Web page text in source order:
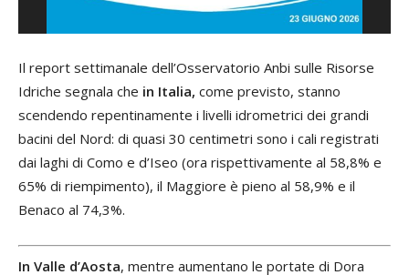
Il report settimanale dell’Osservatorio Anbi sulle Risorse
Idriche segnala che in Italia, come previsto, stanno
scendendo repentinamente i livelli idrometrici dei grandi
bacini del Nord: di quasi 30 centimetri sono i cali registrati
dai laghi di Como e d’Iseo (ora rispettivamente al 58,8% e
65% di riempimento), il Maggiore è pieno al 58,9% e il
Benaco al 74,3%.
In Valle d’Aosta, mentre aumentano le portate di Dora